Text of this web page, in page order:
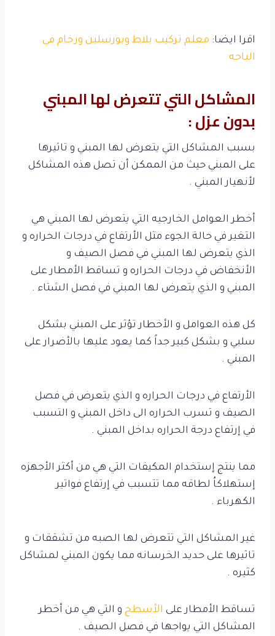
اقرا ايضا: معلم تركيب بلاط وبورسلين ورخام في
الباحه
المشاكل التي تتعرض لها المبني
بدون عزل :
بسبب المشاكل التي يتعرض لها المبني و تاثيرها
على المبني حيث من الممكن أن تصل هذه المشاكل
لأنهيار المبني .
أخطر العوامل الخارجيه التي يتعرض لها المبني هي
التغير في حالة الجوء مثل الأرتفاع في درجات الحراره و
الذي يتعرض لها المبني في فصل الصيف و
الأنخفاض في درجات الحراره و تساقط الأمطار على
المبني و الذي يتعرض لها المبني في فصل الشتاء .
كل هذه العوامل و الأخطار تؤثر على المبني بشكل
سلبي و بشكل كبير جداً كما يعود عليها بالأضرار على
المبني .
الأرتفاع في درجات الحراره و الذي يتعرض في فصل
الصيف و تسرب الحراره الى داخل المبني و التسبب
في إرتفاع درجة الحراره بداخل المبني .
مما ينتج إستخدام المكيفات التي هي من أكثر الأجهزه
إستهلاكاُ لطاقه مما تتسبب في إرتفاع فواتير
الكهرباء .
غير المشاكل التي تتعرض لها الصبه من تشققات و
تاثيرها على حديد الخرسانه مما يكون المبني لمشاكل
كثيره .
تساقط الأمطار على الأسطح و التي هي من أخطر
المشاكل التي يواجها في فصل الصيف .